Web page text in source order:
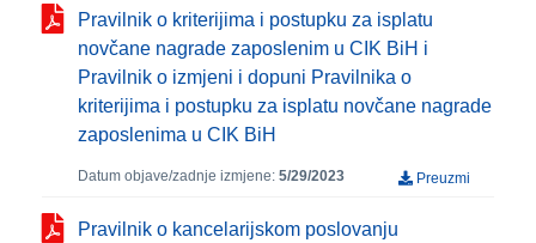
Pravilnik o kriterijima i postupku za isplatu
novčane nagrade zaposlenim u CIK BiH i
Pravilnik o izmjeni i dopuni Pravilnika o
kriterijima i postupku za isplatu novčane nagrade
zaposlenima u CIK BiH
Datum objave/zadnje izmjene: 5/29/2023 Preuzmi
Pravilnik o kancelarijskom poslovanju